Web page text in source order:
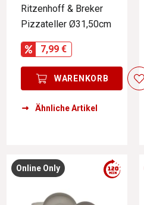
Ritzenhoff & Breker
Pizzateller Ø31,50cm
7,99 €
WARENKORB
Ähnliche Artikel
Online Only